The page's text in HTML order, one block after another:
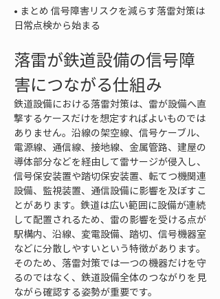
• まとめ 信号障害リスクを減らす落雷対策は
日常点検から始まる
落雷が鉄道設備の信号障
害につながる仕組み
鉄道設備における落雷対策は、雷が設備へ直
撃するケースだけを想定すればよいものでは
ありません。沿線の架空線、信号ケーブル、
電源線、通信線、接地線、金属管路、建屋の
導体部分などを経由して雷サージが侵入し、
信号保安装置や踏切保安装置、転てつ機関連
設備、監視装置、通信設備に影響を及ぼすこ
とがあります。鉄道は広い範囲に設備が連続
して配置されるため、雷の影響を受ける点が
駅構内、沿線、変電設備、踏切、信号機器室
などに分散しやすいという特徴があります。
そのため、落雷対策では一つの機器だけを守
るのではなく、鉄道設備全体のつながりを見
ながら確認する姿勢が重要です。